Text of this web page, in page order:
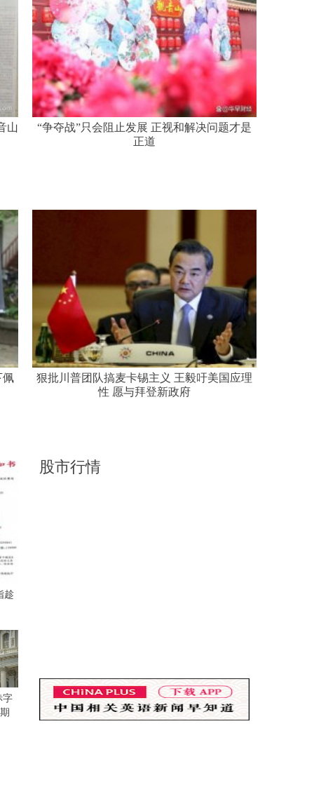
山
“争夺战”只会阻止发展 正视和解决问题才是
正道
佩
狠批川普团队搞麦卡锡主义 王毅吁美国应理
性 愿与拜登新政府
趁
字
股市行情